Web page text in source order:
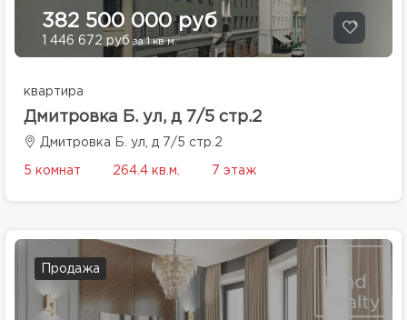
382 500 000 руб
1 446 672 руб за 1 кв.м.
квартира
Дмитровка Б. ул, д 7/5 стр.2
Дмитровка Б. ул, д 7/5 стр.2
5 комнат 264.4 кв.м. 7 этаж
Продажа